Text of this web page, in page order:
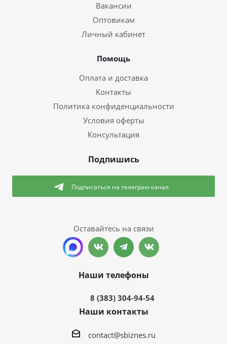
Вакансии
Оптовикам
Личный кабинет
Помощь
Оплата и доставка
Контакты
Политика конфиденциальности
Условия оферты
Консультация
Подпишись
Подписаться на телеграм-канал
Оставайтесь на связи
Наши телефоны
8 (383) 304-94-54
Наши контакты
contact@sbiznes.ru